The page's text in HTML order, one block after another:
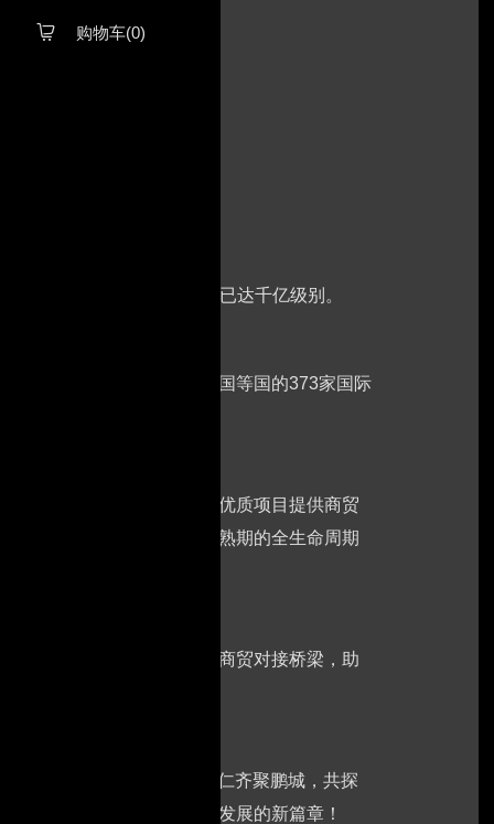
 购物车(0)
一洽谈，现场意向成交额已达千亿级别。
、斯里兰卡、新加坡、泰国等国的373家国际
多国际知名采购买家，为优质项目提供商贸
企业种子期、成长期、成熟期的全生命周期
，为参展企业搭建高效的商贸对接桥梁，助
。诚邀全球半导体行业同仁齐聚鹏城，共探
体与集成电路产业高质量发展的新篇章！